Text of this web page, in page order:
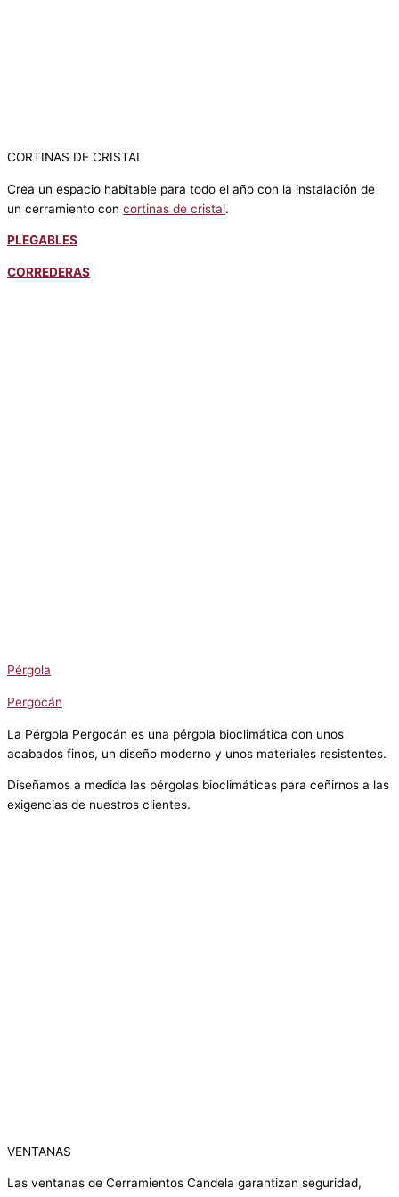
CORTINAS DE CRISTAL
Crea un espacio habitable para todo el año con la instalación de
un cerramiento con cortinas de cristal.
PLEGABLES
CORREDERAS
Pérgola
Pergocán
La Pérgola Pergocán es una pérgola bioclimática con unos
acabados finos, un diseño moderno y unos materiales resistentes.
Diseñamos a medida las pérgolas bioclimáticas para ceñirnos a las
exigencias de nuestros clientes.
VENTANAS
Las ventanas de Cerramientos Candela garantizan seguridad,